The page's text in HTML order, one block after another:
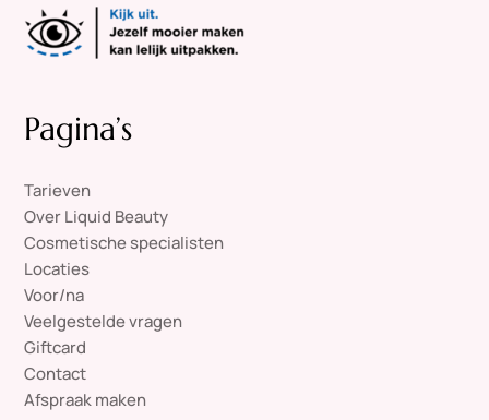
Pagina’s
Tarieven
Over Liquid Beauty
Cosmetische specialisten
Locaties
Voor/na
Veelgestelde vragen
Giftcard
Contact
Afspraak maken